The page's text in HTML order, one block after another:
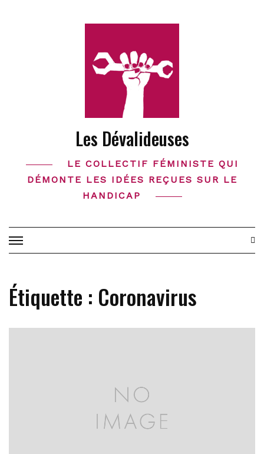
Les Dévalideuses
LE COLLECTIF FÉMINISTE QUI
DÉMONTE LES IDÉES REÇUES SUR LE
HANDICAP
Étiquette : Coronavirus